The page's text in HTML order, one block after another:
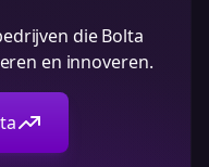
die Bolta
en innoveren.